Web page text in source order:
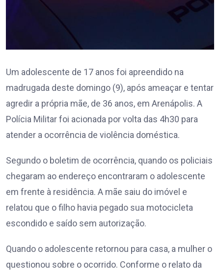
Um adolescente de 17 anos foi apreendido na
madrugada deste domingo (9), após ameaçar e tentar
agredir a própria mãe, de 36 anos, em Arenápolis. A
Polícia Militar foi acionada por volta das 4h30 para
atender a ocorrência de violência doméstica.
Segundo o boletim de ocorrência, quando os policiais
chegaram ao endereço encontraram o adolescente
em frente à residência. A mãe saiu do imóvel e
relatou que o filho havia pegado sua motocicleta
escondido e saído sem autorização.
Quando o adolescente retornou para casa, a mulher o
questionou sobre o ocorrido. Conforme o relato da